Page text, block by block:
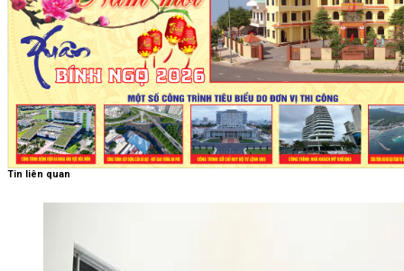
Tin liên quan